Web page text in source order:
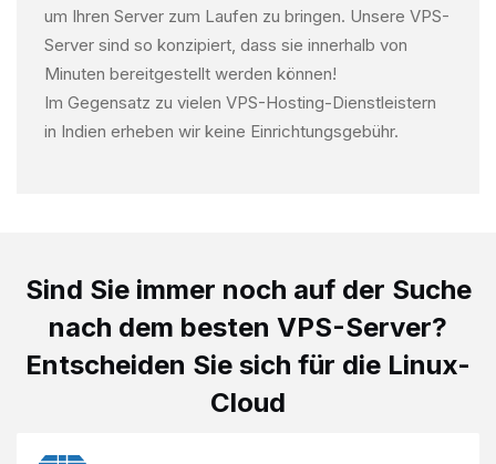
um Ihren Server zum Laufen zu bringen. Unsere VPS-
Server sind so konzipiert, dass sie innerhalb von
Minuten bereitgestellt werden können!
Im Gegensatz zu vielen VPS-Hosting-Dienstleistern
in Indien erheben wir keine Einrichtungsgebühr.
Sind Sie immer noch auf der Suche
nach dem besten VPS-Server?
Entscheiden Sie sich für die Linux-
Cloud